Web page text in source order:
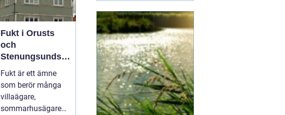
Fukt i Orusts
och
Stenungsunds
hus: Så
upptäcker och
åtgärdar du
problemet
Fukt är ett ämne
som berör många
villaägare,
sommarhusägare
i ett vanligt bostadsrum.
Fukt, damm, spån och
mekaniskt slitage kan
snabbt skapa problem
om komponenterna inte
är rätt valda.02 augusti
2026